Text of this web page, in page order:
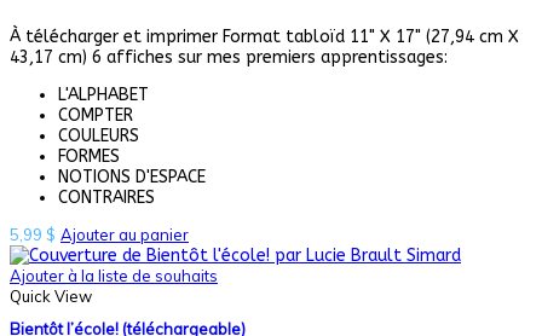
À télécharger et imprimer Format tabloïd 11" X 17" (27,94 cm X
43,17 cm) 6 affiches sur mes premiers apprentissages:
L'ALPHABET
COMPTER
COULEURS
FORMES
NOTIONS D'ESPACE
CONTRAIRES
5,99 $ Ajouter au panier
Ajouter à la liste de souhaits
Quick View
Bientôt l’école! (téléchargeable)